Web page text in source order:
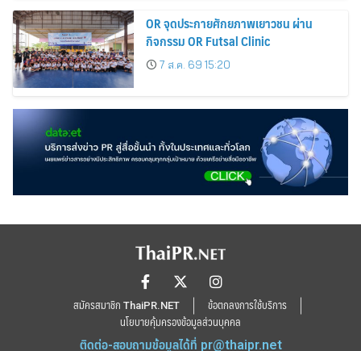
OR จุดประกายศักยภาพเยาวชน ผ่าน
กิจกรรม OR Futsal Clinic
7 ส.ค. 69 15:20
สมัครสมาชิก ThaiPR.NET
ข้อตกลงการใช้บริการ
นโยบายคุ้มครองข้อมูลส่วนบุคคล
ติดต่อ-สอบถามข้อมูลได้ที่ pr@thaipr.net